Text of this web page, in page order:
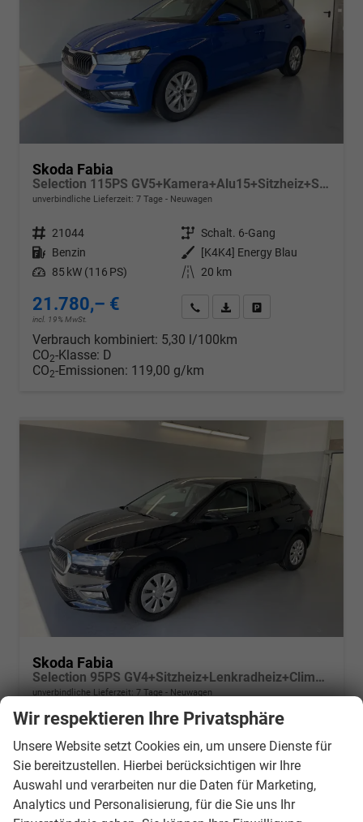
Skoda Fabia
Selection 115PS GV5+Kamera+Alu15+Sitzheiz+Sunset+Regensensor+AppConnect+LED
unverbindliche Lieferzeit: 7 Tage Neuwagen
Fahrzeugnr. 21044 Getriebe Schalt. 6-Gang
Kraftstoff Benzin Außenfarbe
[K4K4] Energy Blau
Leistung 85 kW (116 PS) Kilometerstand 20 km
21.780,– €
incl. 19% MwSt.
Wir rufen Sie anPDF-Datei, Fahrzeugexposé
Verbrauch kombiniert: 5,30 l/100km
CO2-Klasse: D
CO2-Emissionen: 119,00 g/km
Skoda Fabia
Selection 95PS GV4+Sitzheiz+Lenkradheiz+Climatronic+Sunset+AppConnect+PDC
unverbindliche Lieferzeit: 7 Tage Neuwagen
Fahrzeugnr. 20920 Getriebe Schalt. 5-Gang
Kraftstoff
Benzin Außenfarbe
[1Z1Z] Black Magic Metallic
Leistung 70 kW (95 PS) Kilometerstand 20 km
21.790,– €
incl. 19% MwSt.
Wir rufen Sie an
PDF-Datei, Fahrzeugexposé
Drucken, parken oder
Wir respektieren Ihre Privatsphäre
Unsere Website setzt Cookies ein, um unsere Dienste für
Sie bereitzustellen. Hierbei berücksichtigen wir Ihre
Auswahl und verarbeiten nur die Daten für Marketing,
Analytics und Personalisierung, für die Sie uns Ihr